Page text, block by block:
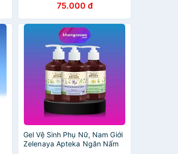
75.000 đ
Gel Vệ Sinh Phụ Nữ, Nam Giới
Zelenaya Apteka Ngăn Nấm